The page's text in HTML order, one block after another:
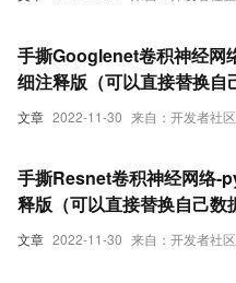
文章 2022-11-30 来自：开发者社区
手撕Googlenet卷积神经网
细注释版（可以直接替换自
接放置自己的数据集就能直
文章 2022-11-30 来自：开发者社区
手撕Resnet卷积神经网络-
释版（可以直接替换自己数
置自己的数据集就能直接跑